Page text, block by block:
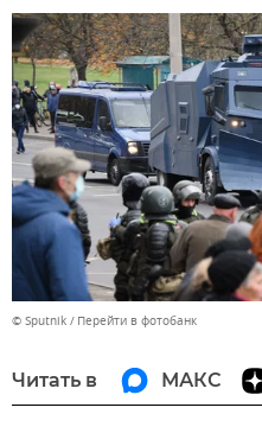
© Sputnik Перейти в фотобанк
Читать в МАКС